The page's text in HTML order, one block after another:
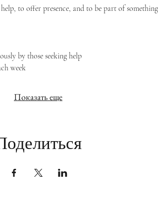
to offer presence, and to be part of
by those seeking help
week
Показать еще